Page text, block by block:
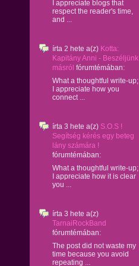
I appreciate blogs that
respect the reader's time,
and ...
írta 2 hete a(z) Kotta:
Kapitány Anni - Beszéljünk
másról fórumtémában:
What a thoughtful write-up;
I appreciate how you
connect ...
írta 3 hete a(z) S.O.S !
Segítség kérés egy beteg
lány számára !
fórumtémában:
What a thoughtful write-up;
I appreciate how it is clear
you ...
írta 3 hete a(z)
TarnaiRockBand
fórumtémában:
The post did not waste my
time because you avoid
repeating ...